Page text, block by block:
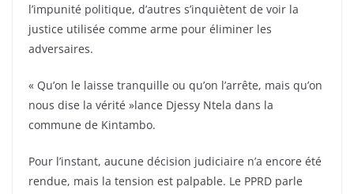
l’impunité politique, d’autres s’inquiètent de voir la
justice utilisée comme arme pour éliminer les
adversaires.
« Qu’on le laisse tranquille ou qu’on l’arrête, mais qu’on
nous dise la vérité »lance Djessy Ntela dans la
commune de Kintambo.
Pour l’instant, aucune décision judiciaire n’a encore été
rendue, mais la tension est palpable. Le PPRD parle